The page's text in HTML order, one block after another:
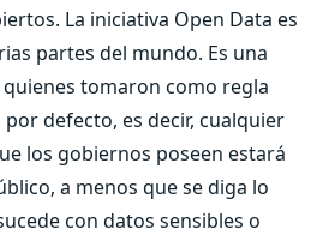
La iniciativa Open Data es
partes del mundo. Es una
tomaron como regla
defecto, es decir, cualquier
los gobiernos poseen estará
a menos que se diga lo
con datos sensibles o